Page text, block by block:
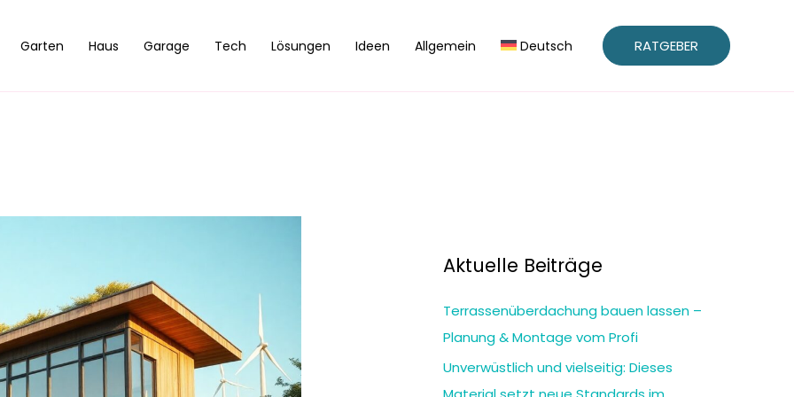
Garten Haus Garage Tech Lösungen Ideen Allgemein Deutsch RATGEBER
Aktuelle Beiträge
Terrassenüberdachung bauen lassen –
Planung & Montage vom Profi
Unverwüstlich und vielseitig: Dieses